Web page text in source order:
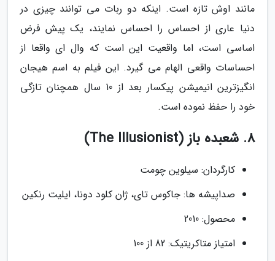
مانند اوش تازه است. اینکه دو ربات می توانند چیزی در
دنیا عاری از احساس را احساس نمایند، یک پیش فرض
اساسی است، اما واقعیت این است که وال ای واقعا از
احساسات واقعی الهام می گیرد. این فیلم به اسم هیجان
انگیزترین انیمیشن پیکسار بعد از 10 سال همچنان تازگی
خود را حفظ نموده است.
8. شعبده باز (The Illusionist)
کارگردان: سیلوین چومت
صداپیشه ها: جاکوس تای، ژان کلود دونا، ایلیت رنکین
محصول: 2010
امتیاز متاکریتیک: 82 از 100